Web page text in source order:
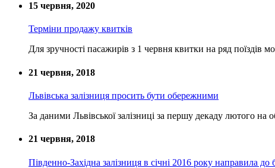
15 червня, 2020
Терміни продажу квитків
Для зручності пасажирів з 1 червня квитки на ряд поїздів
21 червня, 2018
Львівська залізниця просить бути обережними
За даними Львівської залізниці за першу декаду лютого на
21 червня, 2018
Південно-Західна залізниця в січні 2016 року направила